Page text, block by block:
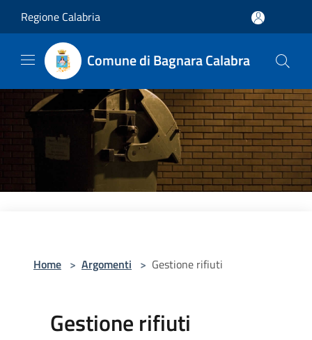
Regione Calabria
Comune di Bagnara Calabra
Home > Argomenti > Gestione rifiuti
Gestione rifiuti